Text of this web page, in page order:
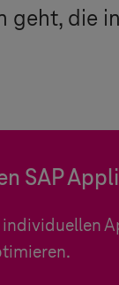
geht, die
SAP
individuellen